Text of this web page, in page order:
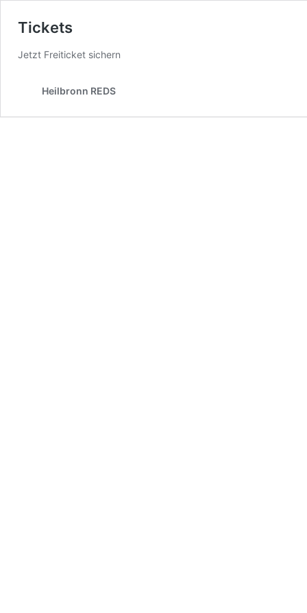
Tickets
Jetzt Freiticket sichern
Heilbronn REDS